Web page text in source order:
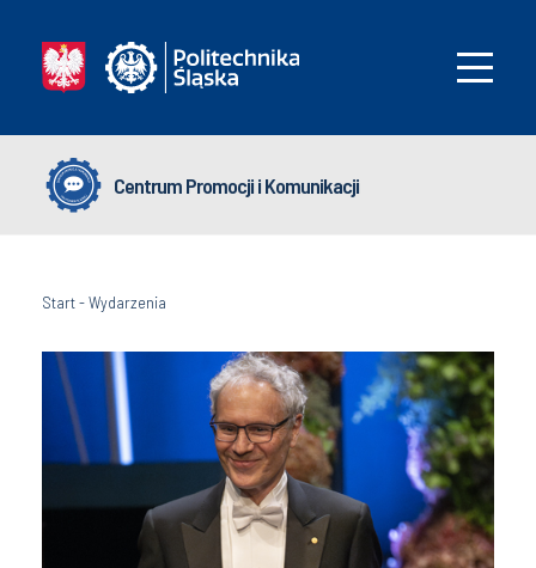
Centrum Promocji i Komunikacji
Start-Wydarzenia